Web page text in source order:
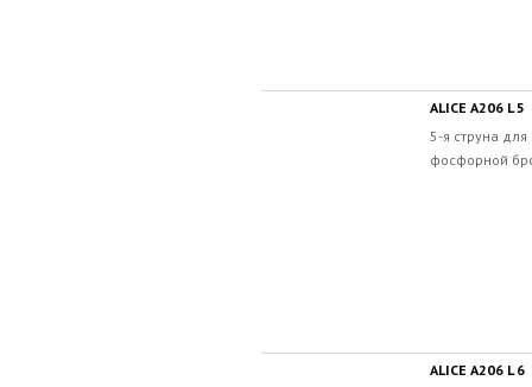
ALICE A206 L 5
5-я струна
фосфорной
ALICE A206 L 6